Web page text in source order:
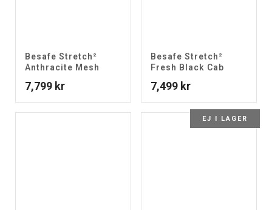
Besafe Stretch²
Anthracite Mesh
7,799 kr
Besafe Stretch²
Fresh Black Cab
7,499 kr
EJ I LAGER